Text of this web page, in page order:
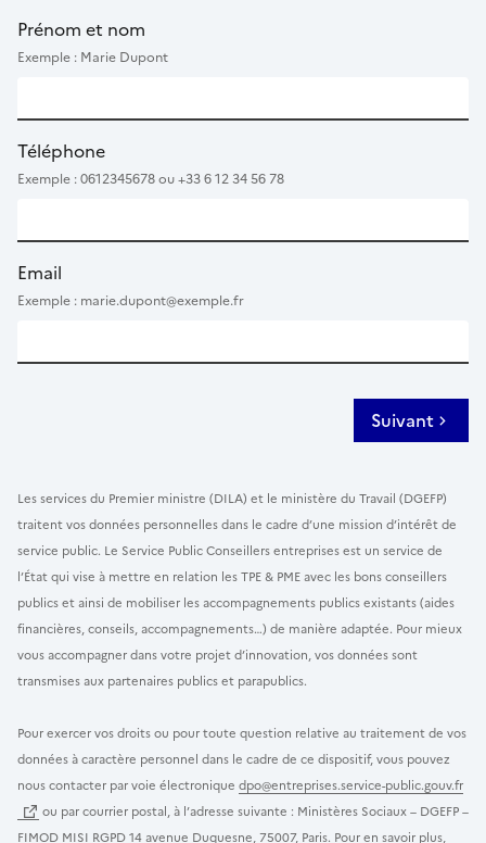
Prénom et nom
Exemple : Marie Dupont
Téléphone
Exemple : 0612345678 ou +33 6 12 34 56 78
Email
Exemple : marie.dupont@exemple.fr
Suivant
Les services du Premier ministre (DILA) et le ministère du Travail (DGEFP)
traitent vos données personnelles dans le cadre d’une mission d’intérêt de
service public. Le Service Public Conseillers entreprises est un service de
l’État qui vise à mettre en relation les TPE & PME avec les bons conseillers
publics et ainsi de mobiliser les accompagnements publics existants (aides
financières, conseils, accompagnements…) de manière adaptée. Pour mieux
vous accompagner dans votre projet d’innovation, vos données sont
transmises aux partenaires publics et parapublics.
Pour exercer vos droits ou pour toute question relative au traitement de vos
données à caractère personnel dans le cadre de ce dispositif, vous pouvez
nous contacter par voie électronique dpo@entreprises.service-public.gouv.fr
ou par courrier postal, à l’adresse suivante : Ministères Sociaux – DGEFP –
FIMOD MISI RGPD 14 avenue Duquesne, 75007, Paris. Pour en savoir plus,